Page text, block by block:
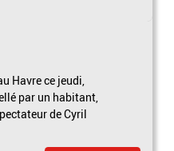
Havre ce jeudi,
par un habitant,
de Cyril